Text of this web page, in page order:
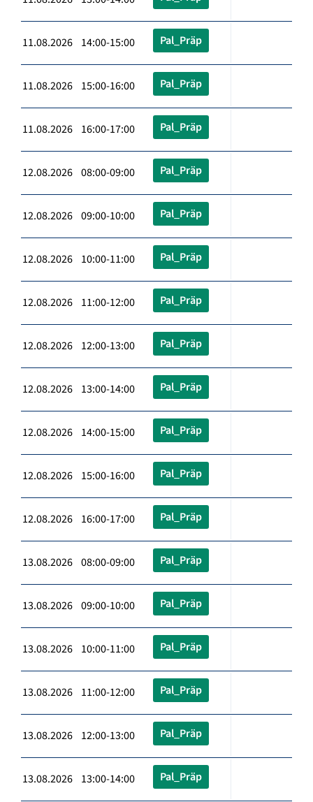
11.08.2026 14:00-15:00 Pal_Präp
11.08.2026 15:00-16:00 Pal_Präp
11.08.2026 16:00-17:00 Pal_Präp
12.08.2026 08:00-09:00 Pal_Präp
12.08.2026 09:00-10:00 Pal_Präp
12.08.2026 10:00-11:00 Pal_Präp
12.08.2026 11:00-12:00 Pal_Präp
12.08.2026 12:00-13:00 Pal_Präp
12.08.2026 13:00-14:00 Pal_Präp
12.08.2026 14:00-15:00 Pal_Präp
12.08.2026 15:00-16:00 Pal_Präp
12.08.2026 16:00-17:00 Pal_Präp
13.08.2026 08:00-09:00 Pal_Präp
13.08.2026 09:00-10:00 Pal_Präp
13.08.2026 10:00-11:00 Pal_Präp
13.08.2026 11:00-12:00 Pal_Präp
13.08.2026 12:00-13:00 Pal_Präp
13.08.2026 13:00-14:00 Pal_Präp